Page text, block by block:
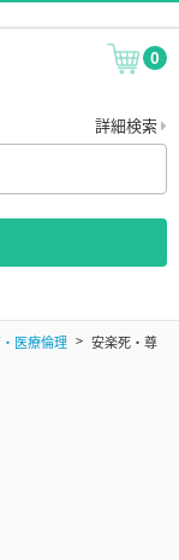
0
詳細検索
医療倫理
安楽死・尊